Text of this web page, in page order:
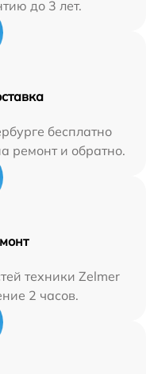
до 3 лет.
бесплатно
ремонт и обратно.
техники Zelmer
2 часов.